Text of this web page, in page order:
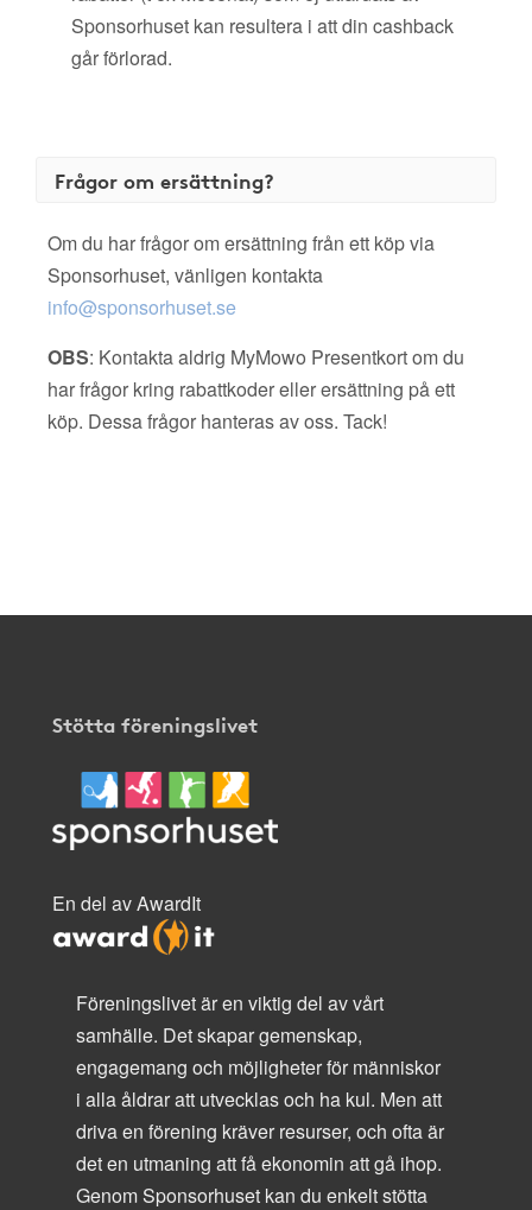
Sponsorhuset kan resultera i att din cashback
går förlorad.
Frågor om ersättning?
Om du har frågor om ersättning från ett köp via
Sponsorhuset, vänligen kontakta
info@sponsorhuset.se
OBS: Kontakta aldrig MyMowo Presentkort om du
har frågor kring rabattkoder eller ersättning på ett
köp. Dessa frågor hanteras av oss. Tack!
Stötta föreningslivet
En del av AwardIt
Föreningslivet är en viktig del av vårt
samhälle. Det skapar gemenskap,
engagemang och möjligheter för människor
i alla åldrar att utvecklas och ha kul. Men att
driva en förening kräver resurser, och ofta är
det en utmaning att få ekonomin att gå ihop.
Genom Sponsorhuset kan du enkelt stötta